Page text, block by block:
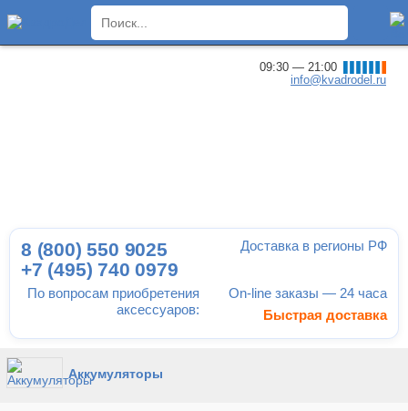
09:30 — 21:00
info@kvadrodel.ru
По вопросам приобретения
аксессуаров:
8 (800) 550 9025
+7 (495) 740 0979
Доставка в регионы РФ
On-line заказы — 24 часа
Быстрая доставка
Аккумуляторы
×